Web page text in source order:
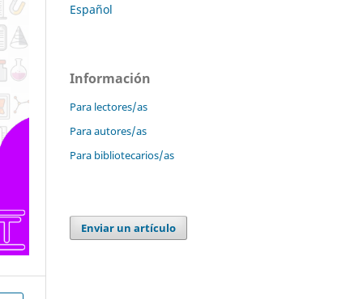
Español
Información
Para lectores/as
Para autores/as
Para bibliotecarios/as
Enviar un artículo